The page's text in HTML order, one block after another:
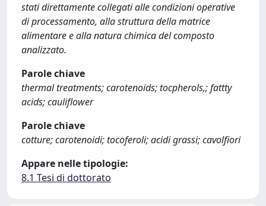
stati direttamente collegati alle condizioni operative
di processamento, alla struttura della matrice
alimentare e alla natura chimica del composto
analizzato.
Parole chiave
thermal treatments; carotenoids; tocpherols,; fattty
acids; cauliflower
Parole chiave
cotture; carotenoidi; tocoferoli; acidi grassi; cavolfiori
Appare nelle tipologie:
8.1 Tesi di dottorato